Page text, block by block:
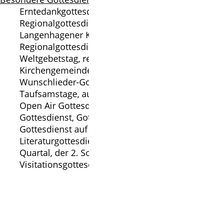
Erntedankgottesdienst
Regionalgottesdienste, reihum in den
Langenhagener Kirchengemeinden
Regionalgottesdienst Himmelfahrt
Weltgebetstag, reihum in den Langenhagener
Kirchengemeinden
Wunschlieder-Gottesdienst, 1-2x jährlich
Taufsamstage, auf Anfrage ab 14 Uhr
Open Air Gottesdienste, 1-2x jährlich: Hof-
Gottesdienst, Gottesdienst auf Mühlenfest,
Gottesdienst auf Kaltenweider Platz
Literaturgottesdienste, jeden 2. Monat im
Quartal, der 2. Sonntag um 17 Uhr
Visitationsgottesdienst alle 6 Jahre